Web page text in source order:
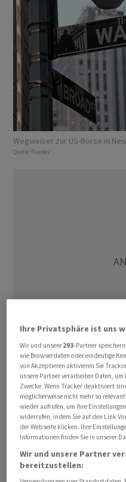
Wegweiser zur US-Börse in
Quelle: Pixabay
Der marktbreite S&P 500
Punkte, blieb aber ohne
Standardwerte
Jones Industrial eine
Wall Street stieg zuletzt
Was die Lage im Nahen
Ihre Privatsphäre ist uns
Wir und unsere 293-Partner
wie Browserdaten oder eindeutige
von Akzeptieren aktivieren Sie
unsere Partner verarbeiten Daten,
Zwecke. Wenn Tracker deaktiviert
möglicherweise nicht mehr so
wieder aufrufen, um Ihre
widerrufen, indem Sie auf den Link
der Webseite klicken. Ihre
Informationen finden Sie in unserer
Wir und unsere Partner
bereitzustellen: